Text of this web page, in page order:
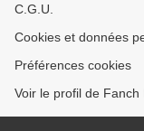
C.G.U.
Cookies et données
Préférences cookies
Voir le profil de